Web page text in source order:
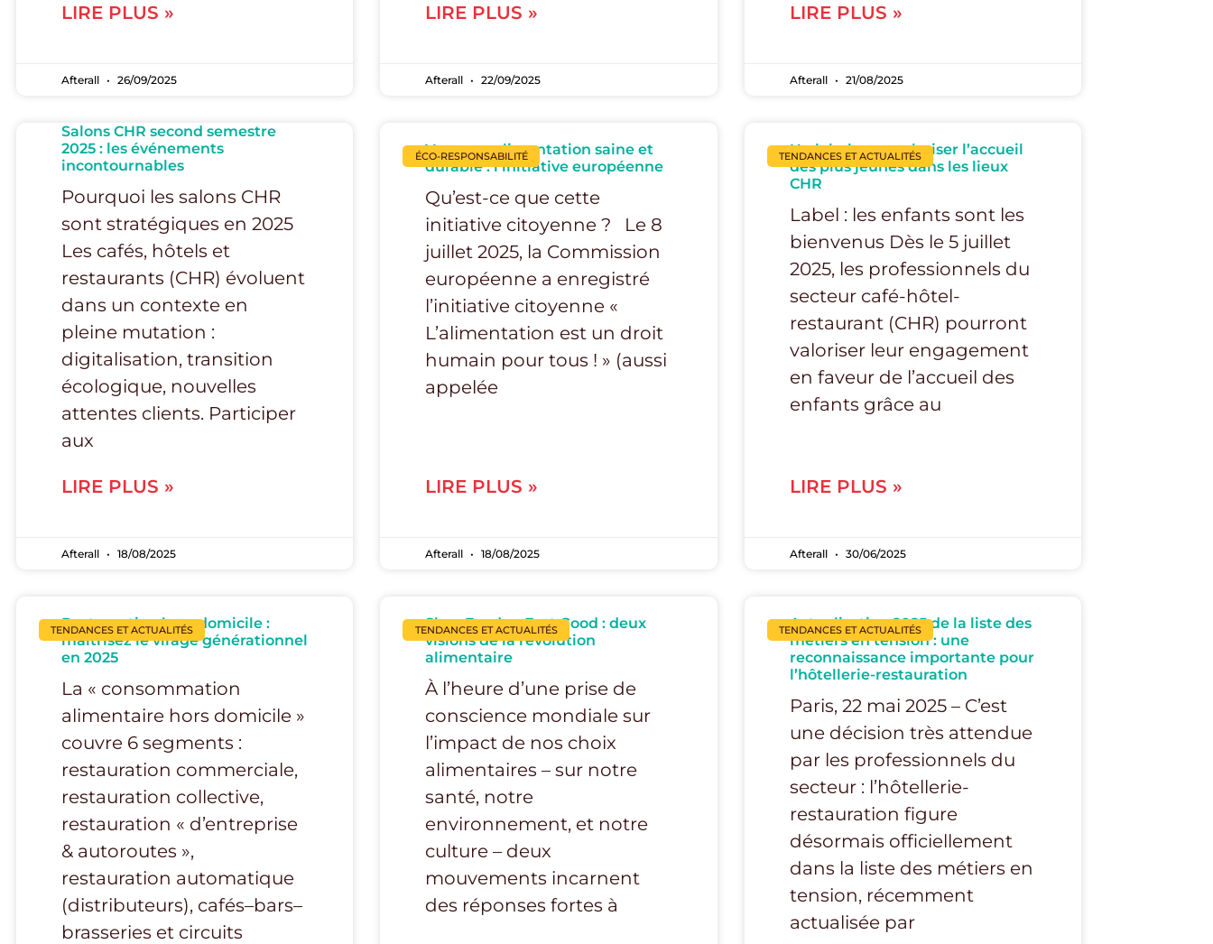
LIRE PLUS »
Afterall 26/09/2025
LIRE PLUS »
Afterall 22/09/2025
LIRE PLUS »
Afterall 21/08/2025
Salons CHR second semestre
2025 : les événements
incontournables
Pourquoi les salons CHR
sont stratégiques en 2025
Les cafés, hôtels et
restaurants (CHR) évoluent
dans un contexte en
pleine mutation :
digitalisation, transition
écologique, nouvelles
attentes clients. Participer
aux
LIRE PLUS »
Afterall 18/08/2025
ÉCO-RESPONSABILITÉ
Vers une alimentation saine et
durable : l’initiative européenne
Qu’est-ce que cette
initiative citoyenne ? Le 8
juillet 2025, la Commission
européenne a enregistré
l’initiative citoyenne «
L’alimentation est un droit
humain pour tous ! » (aussi
appelée
LIRE PLUS »
Afterall 18/08/2025
TENDANCES ET ACTUALITÉS
Un label pour valoriser l’accueil
des plus jeunes dans les lieux
CHR
Label : les enfants sont les
bienvenus Dès le 5 juillet
2025, les professionnels du
secteur café-hôtel-
restaurant (CHR) pourront
valoriser leur engagement
en faveur de l’accueil des
enfants grâce au
LIRE PLUS »
Afterall 30/06/2025
TENDANCES ET ACTUALITÉS
Restauration hors domicile :
maîtrisez le virage générationnel
en 2025
La « consommation
alimentaire hors domicile »
couvre 6 segments :
restauration commerciale,
restauration collective,
restauration « d’entreprise
& autoroutes »,
restauration automatique
(distributeurs), cafés–bars–
brasseries et circuits
TENDANCES ET ACTUALITÉS
Slow Food vs Fast Good : deux
visions de la révolution
alimentaire
À l’heure d’une prise de
conscience mondiale sur
l’impact de nos choix
alimentaires – sur notre
santé, notre
environnement, et notre
culture – deux
mouvements incarnent
des réponses fortes à
TENDANCES ET ACTUALITÉS
Actualisation 2025 de la liste des
métiers en tension : une
reconnaissance importante pour
l’hôtellerie-restauration
Paris, 22 mai 2025 – C’est
une décision très attendue
par les professionnels du
secteur : l’hôtellerie-
restauration figure
désormais officiellement
dans la liste des métiers en
tension, récemment
actualisée par